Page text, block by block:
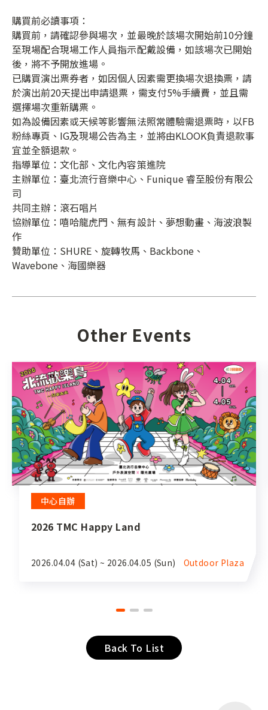
購買前必讀事項：
購買前，請確認參與場次，並最晚於該場次開始前10分鐘
至現場配合現場工作人員指示配戴設備，如該場次已開始
後，將不予開放進場。
已購買演出票券者，如因個人因素需更換場次退換票，請
於演出前20天提出申請退票，需支付5%手續費，並且需
選擇場次重新購票。
如為設備因素或天候等影響無法照常體驗需退票時，以FB
粉絲專頁、IG及現場公告為主，並將由KLOOK負責退款事
宜並全額退款。
指導單位：文化部、文化內容策進院
主辦單位：臺北流行音樂中心、Funique 睿至股份有限公
司
共同主辦：滾石唱片
協辦單位：嘻哈龍虎門、無有設計、夢想動畫、海波浪製
作
贊助單位：SHURE、旋轉牧馬、Backbone、
Wavebone、海國樂器
Other Events
中心自辦
2026 TMC Happy Land
2026.04.04 (Sat) ~ 2026.04.05 (Sun) Outdoor Plaza
Back To List